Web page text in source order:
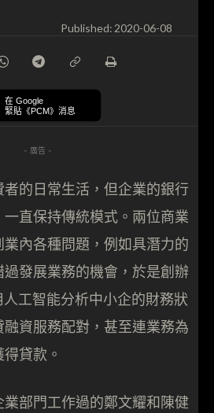
Published: 2020-06-08
在 Google
緊貼《PCM》消息
- 廣告 -
的日常生活，但企業的銀行
直保持傳統模式。兩位商業
內各種問題，例如具潛力的
發展業務的機會，於是創辦
工智能分析中小企的財務狀
資服務配對，甚至連業務為
貸款。
部門工作過的鄭文耀和陳健